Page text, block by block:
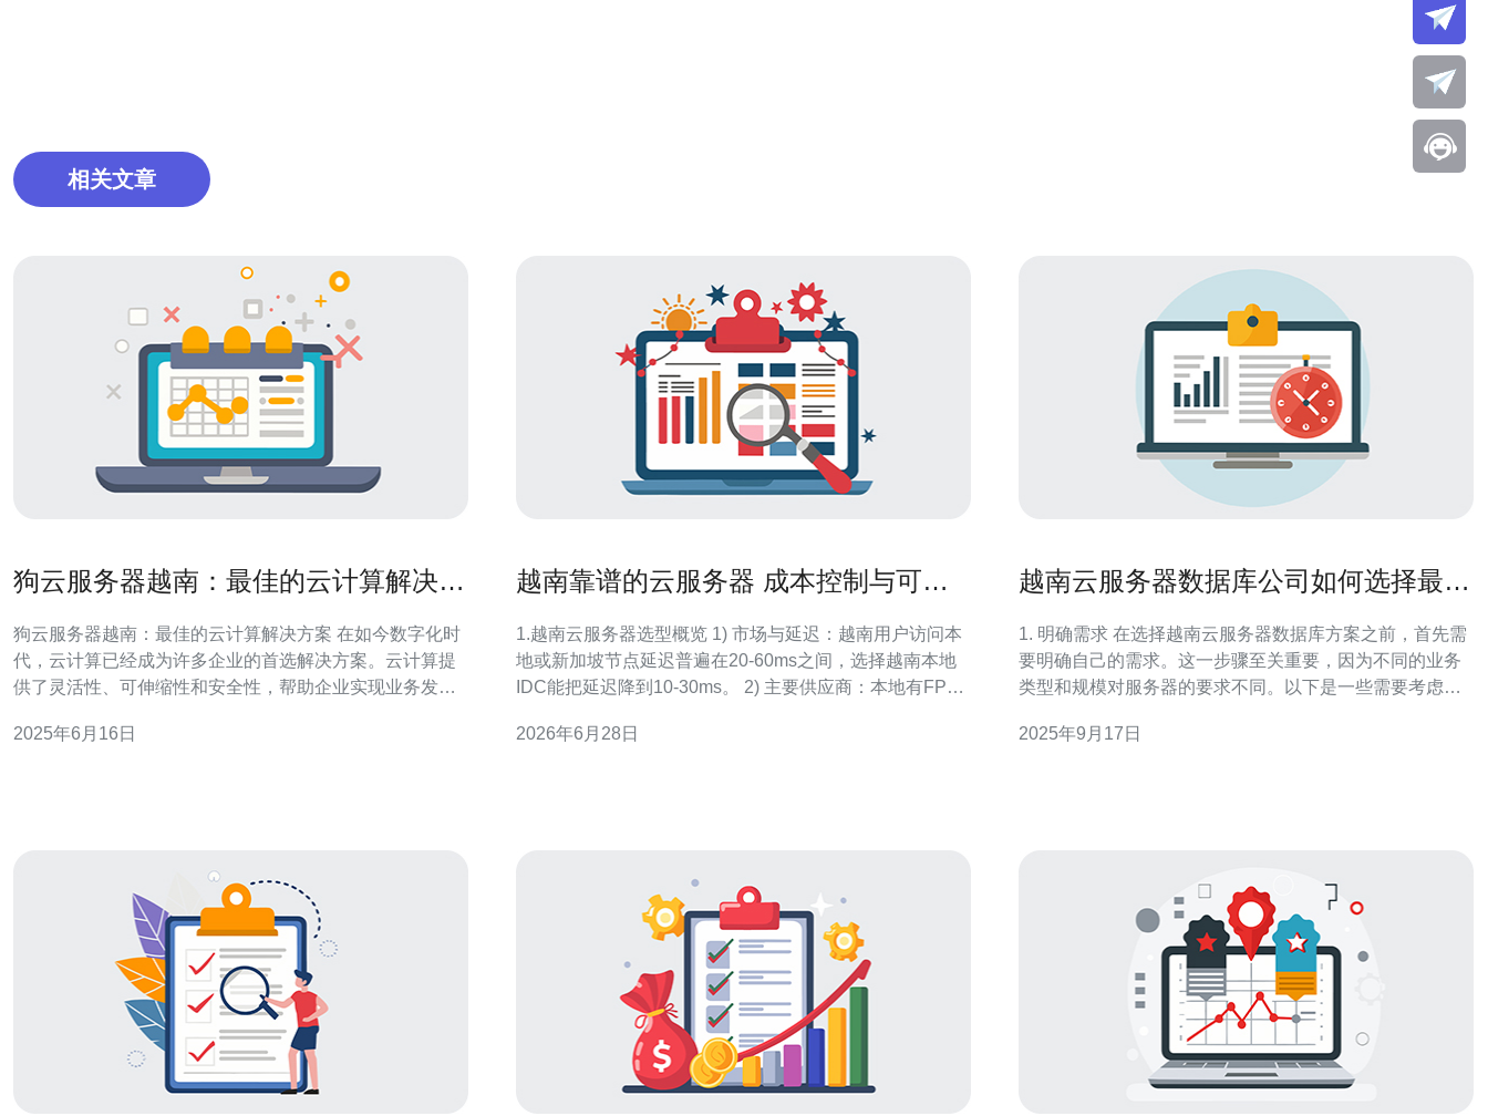
相关文章
狗云服务器越南：最佳的云计算解决方
狗云服务器越南：最佳的云计算解决方案 在如今数字化时
代，云计算已经成为许多企业的首选解决方案。云计算提
供了灵活性、可伸缩性和安全性，帮助企业实现业务发展
为最佳的云计算解决方案。 狗云服务器越南拥有先进的技
2025年6月16日
越南靠谱的云服务器 成本控制与可扩
1.越南云服务器选型概览 1) 市场与延迟：越南用户访问本
地或新加坡节点延迟普遍在20-60ms之间，选择越南本地
IDC能把延迟降到10-30ms。 2) 主要供应商：本地有FPT
节点（如DigitalOcean、Vultr、AWS SG）。 3) 费用差
2026年6月28日
越南云服务器数据库公司如何选择最优
1. 明确需求 在选择越南云服务器数据库方案之前，首先需
要明确自己的需求。这一步骤至关重要，因为不同的业务
类型和规模对服务器的要求不同。以下是一些需要考虑的
统？ 用户数量：预计同时在线用户有多少？ 数据存储：需
2025年9月17日